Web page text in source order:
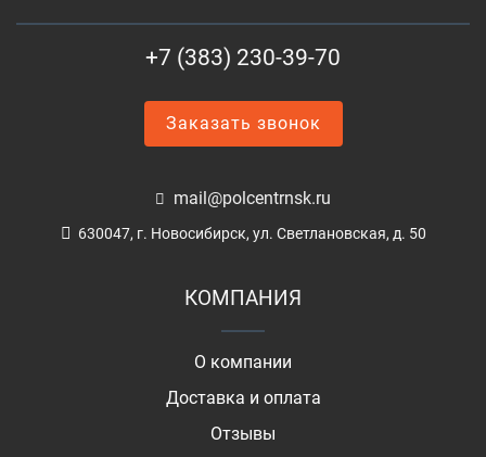
+7 (383) 230-39-70
Заказать звонок
mail@polcentrnsk.ru
630047, г. Новосибирск, ул. Светлановская, д. 50
КОМПАНИЯ
О компании
Доставка и оплата
Отзывы